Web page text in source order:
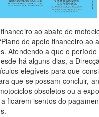
ao abate de
de apoio financeiro ao
Atendendo a que o
há alguns dias, a
elegíveis para que
que se possam concluir,
obsoletos ou a
ficarem isentos do